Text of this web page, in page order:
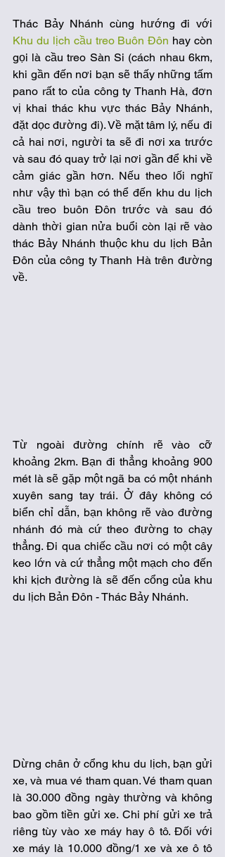
Khu du lịch cầu treo Buôn Đôn hay còn
gọi là cầu treo Sàn Si (cách nhau 6km,
khi gần đến nơi bạn sẽ thấy những tấm
pano rất to của công ty Thanh Hà, đơn
vị khai thác khu vực thác Bảy Nhánh,
đặt dọc đường đi). Về mặt tâm lý, nếu đi
cả hai nơi, người ta sẽ đi nơi xa trước
và sau đó quay trở lại nơi gần để khi về
cảm giác gần hơn. Nếu theo lối nghĩ
như vậy thì bạn có thể đến khu du lịch
cầu treo buôn Đôn trước và sau đó
dành thời gian nửa buổi còn lại rẽ vào
thác Bảy Nhánh thuộc khu du lịch Bản
Đôn của công ty Thanh Hà trên đường
về.
Từ ngoài đường chính rẽ vào cỡ
khoảng 2km. Bạn đi thẳng khoảng 900
mét là sẽ gặp một ngã ba có một nhánh
xuyên sang tay trái. Ở đây không có
biển chỉ dẫn, bạn không rẽ vào đường
nhánh đó mà cứ theo đường to chạy
thẳng. Đi qua chiếc cầu nơi có một cây
keo lớn và cứ thẳng một mạch cho đến
khi kịch đường là sẽ đến cổng của khu
du lịch Bản Đôn - Thác Bảy Nhánh.
Dừng chân ở cổng khu du lịch, bạn gửi
xe, và mua vé tham quan. Vé tham quan
là 30.000 đồng ngày thường và không
bao gồm tiền gửi xe. Chi phí gửi xe trả
riêng tùy vào xe máy hay ô tô. Đối với
xe máy là 10.000 đồng/1 xe và xe ô tô